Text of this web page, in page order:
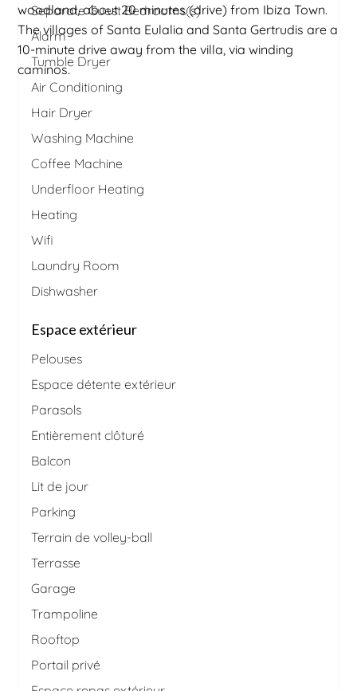
woodland, about 20 minutes (drive) from Ibiza Town.
The villages of Santa Eulalia and Santa Gertrudis are a
10-minute drive away from the villa, via winding
caminos.
Separate Guest Bedrooms(s)
Alarm
Tumble Dryer
Air Conditioning
Hair Dryer
Washing Machine
Coffee Machine
Underfloor Heating
Heating
Wifi
Laundry Room
Dishwasher
Espace extérieur
Pelouses
Espace détente extérieur
Parasols
Entièrement clôturé
Balcon
Lit de jour
Parking
Terrain de volley-ball
Terrasse
Garage
Trampoline
Rooftop
Portail privé